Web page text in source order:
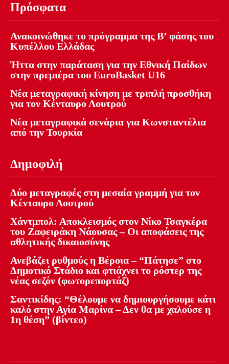
Πρόσφατα
Ανακοινώθηκε το πρόγραμμα της Β’ φάσης του
Κυπέλλου Ελλάδας
Ήττα στην παράταση για την Εθνική Παίδων
στην πρεμιέρα του EuroBasket U16
Νέα μεταγραφική κίνηση με τριπλή προσθήκη
για τον Κένταυρο Λουτρού
Νέα μεταγραφικά σενάρια για Κωνσταντέλια
από την Τουρκία
Δημοφιλή
Δύο μεταγραφές στη μεσαία γραμμή για τον
Κένταυρο Λουτρού
Χάντμπολ: Αποκλεισμός στον Νίκο Τσαγκέρα
του Ζαφειράκη Νάουσας – Οι αποφάσεις της
αθλητικής δικαιοσύνης
Ανεβάζει ρυθμούς η Βέροια – “Πάτησε” στο
Δημοτικό Στάδιο και φτιάχνει το ρόστερ της
νέας σεζόν (φωτορεπορτάζ)
Σαντικίδης: “Θέλουμε να δημιουργήσουμε κάτι
καλό στην Αγία Μαρίνα – Δεν θα με χαλούσε η
1η θέση” (βίντεο)